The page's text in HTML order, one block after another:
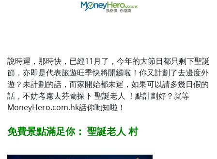
說時遲，那時快，已經11月了，今年的大節日都只剩下聖誕
節，亦即是代表旅遊旺季快將開鑼啦！你又計劃了去邊度外
遊？未計劃的話，而家開始都未遲，如果可以請多幾日假的
話，不妨考慮去芬蘭探下 聖誕老人 ！點計劃好？就等
MoneyHero.com.hk話你哋知啦！
免費景點滿足你： 聖誕老人 村